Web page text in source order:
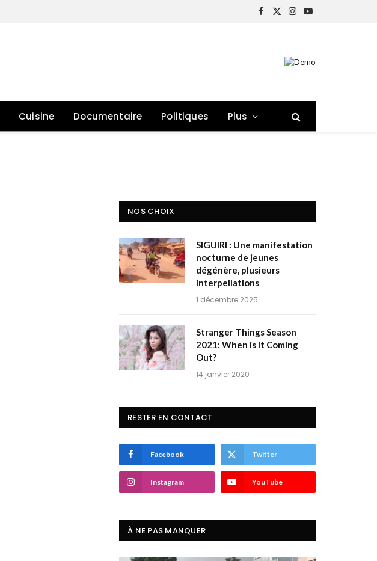
Facebook
X
Instagram
YouTube
Cuisine Documentaire Politiques Plus
NOS CHOIX
SIGUIRI : Une manifestation
nocturne de jeunes
dégénère, plusieurs
interpellations
1 décembre 2025
Stranger Things Season
2021: When is it Coming
Out?
14 janvier 2020
RESTER EN CONTACT
Facebook Twitter
Instagram YouTube
À NE PAS MANQUER